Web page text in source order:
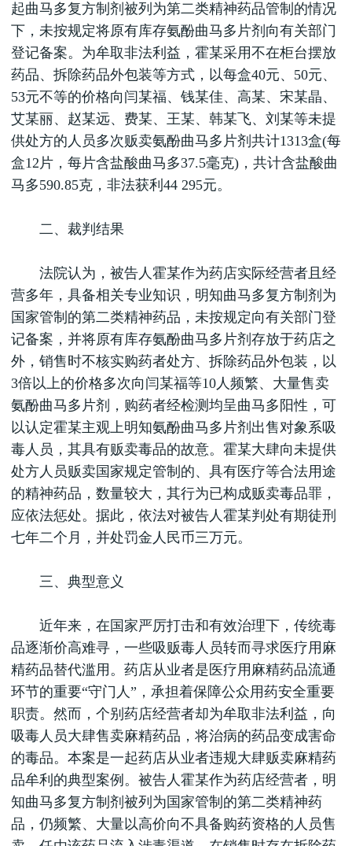
起曲马多复方制剂被列为第二类精神药品管制的情况
下，未按规定将原有库存氨酚曲马多片剂向有关部门
登记备案。为牟取非法利益，霍某采用不在柜台摆放
药品、拆除药品外包装等方式，以每盒40元、50元、
53元不等的价格向闫某福、钱某佳、高某、宋某晶、
艾某丽、赵某远、费某、王某、韩某飞、刘某等未提
供处方的人员多次贩卖氨酚曲马多片剂共计1313盒(每
盒12片，每片含盐酸曲马多37.5毫克)，共计含盐酸曲
马多590.85克，非法获利44 295元。
二、裁判结果
法院认为，被告人霍某作为药店实际经营者且经
营多年，具备相关专业知识，明知曲马多复方制剂为
国家管制的第二类精神药品，未按规定向有关部门登
记备案，并将原有库存氨酚曲马多片剂存放于药店之
外，销售时不核实购药者处方、拆除药品外包装，以
3倍以上的价格多次向闫某福等10人频繁、大量售卖
氨酚曲马多片剂，购药者经检测均呈曲马多阳性，可
以认定霍某主观上明知氨酚曲马多片剂出售对象系吸
毒人员，其具有贩卖毒品的故意。霍某大肆向未提供
处方人员贩卖国家规定管制的、具有医疗等合法用途
的精神药品，数量较大，其行为已构成贩卖毒品罪，
应依法惩处。据此，依法对被告人霍某判处有期徒刑
七年二个月，并处罚金人民币三万元。
三、典型意义
近年来，在国家严厉打击和有效治理下，传统毒
品逐渐价高难寻，一些吸贩毒人员转而寻求医疗用麻
精药品替代滥用。药店从业者是医疗用麻精药品流通
环节的重要“守门人”，承担着保障公众用药安全重要
职责。然而，个别药店经营者却为牟取非法利益，向
吸毒人员大肆售卖麻精药品，将治病的药品变成害命
的毒品。本案是一起药店从业者违规大肆贩卖麻精药
品牟利的典型案例。被告人霍某作为药店经营者，明
知曲马多复方制剂被列为国家管制的第二类精神药
品，仍频繁、大量以高价向不具备购药资格的人员售